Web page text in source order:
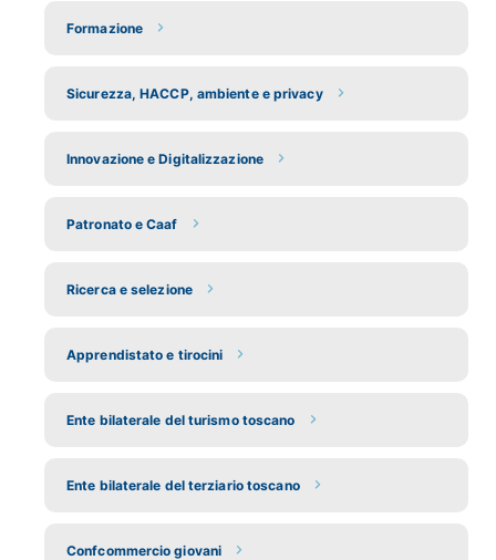
Formazione
Sicurezza, HACCP, ambiente e privacy
Innovazione e Digitalizzazione
Patronato e Caaf
Ricerca e selezione
Apprendistato e tirocini
Ente bilaterale del turismo toscano
Ente bilaterale del terziario toscano
Confcommercio giovani